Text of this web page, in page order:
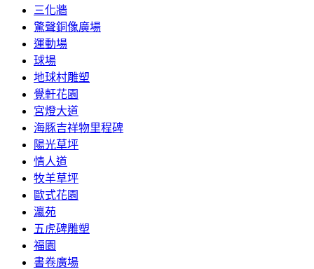
三化牆
驚聲銅像廣場
運動場
球場
地球村雕塑
覺軒花園
宮燈大道
海豚吉祥物里程碑
陽光草坪
情人道
牧羊草坪
歐式花園
瀛苑
五虎碑雕塑
福園
書卷廣場